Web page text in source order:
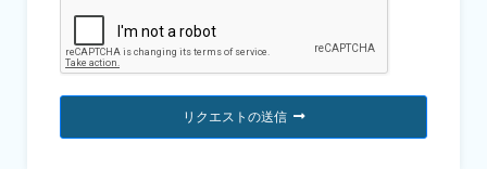
リクエストの送信